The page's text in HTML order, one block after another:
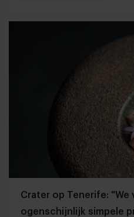
Crater op Tenerife: "We
ogenschijnlijk simpele